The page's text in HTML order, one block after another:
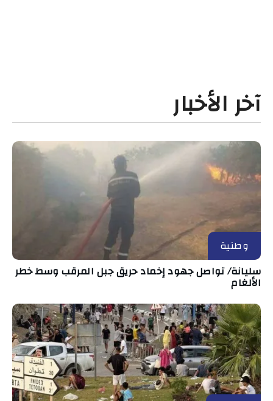
آخر الأخبار
وطنية
سليانة/ تواصل جهود إخماد حريق جبل المرقب وسط خطر
الألغام